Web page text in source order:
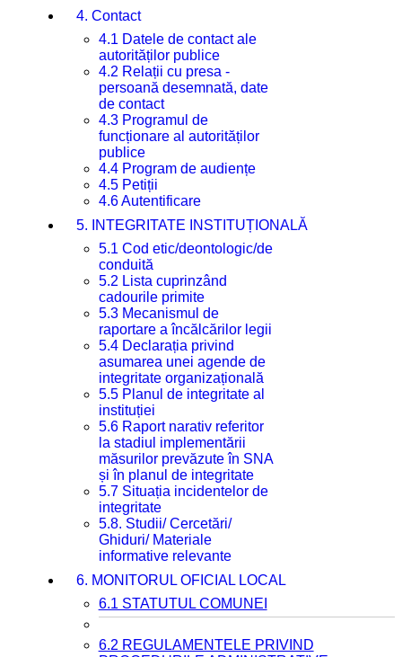
4. Contact
4.1 Datele de contact ale
autorităților publice
4.2 Relații cu presa -
persoană desemnată, date
de contact
4.3 Programul de
funcționare al autorităților
publice
4.4 Program de audiențe
4.5 Petiții
4.6 Autentificare
5. INTEGRITATE INSTITUȚIONALĂ
5.1 Cod etic/deontologic/de
conduită
5.2 Lista cuprinzând
cadourile primite
5.3 Mecanismul de
raportare a încălcărilor legii
5.4 Declarația privind
asumarea unei agende de
integritate organizațională
5.5 Planul de integritate al
instituției
5.6 Raport narativ referitor
la stadiul implementării
măsurilor prevăzute în SNA
și în planul de integritate
5.7 Situația incidentelor de
integritate
5.8. Studii/ Cercetări/
Ghiduri/ Materiale
informative relevante
6. MONITORUL OFICIAL LOCAL
6.1 STATUTUL COMUNEI
6.2 REGULAMENTELE PRIVIND